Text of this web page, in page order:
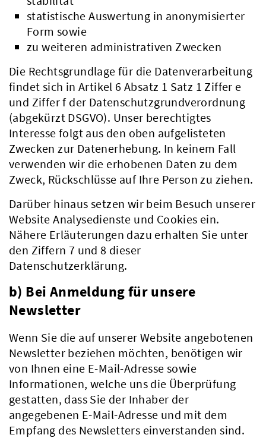
statistische Auswertung in anonymisierter
Form sowie
zu weiteren administrativen Zwecken
Die Rechtsgrundlage für die Datenverarbeitung
findet sich in Artikel 6 Absatz 1 Satz 1 Ziffer e
und Ziffer f der Datenschutzgrundverordnung
(abgekürzt DSGVO). Unser berechtigtes
Interesse folgt aus den oben aufgelisteten
Zwecken zur Datenerhebung. In keinem Fall
verwenden wir die erhobenen Daten zu dem
Zweck, Rückschlüsse auf Ihre Person zu ziehen.
Darüber hinaus setzen wir beim Besuch unserer
Website Analysedienste und Cookies ein.
Nähere Erläuterungen dazu erhalten Sie unter
den Ziffern 7 und 8 dieser
Datenschutzerklärung.
b) Bei Anmeldung für unsere
Newsletter
Wenn Sie die auf unserer Website angebotenen
Newsletter beziehen möchten, benötigen wir
von Ihnen eine E-Mail-Adresse sowie
Informationen, welche uns die Überprüfung
gestatten, dass Sie der Inhaber der
angegebenen E-Mail-Adresse und mit dem
Empfang des Newsletters einverstanden sind.